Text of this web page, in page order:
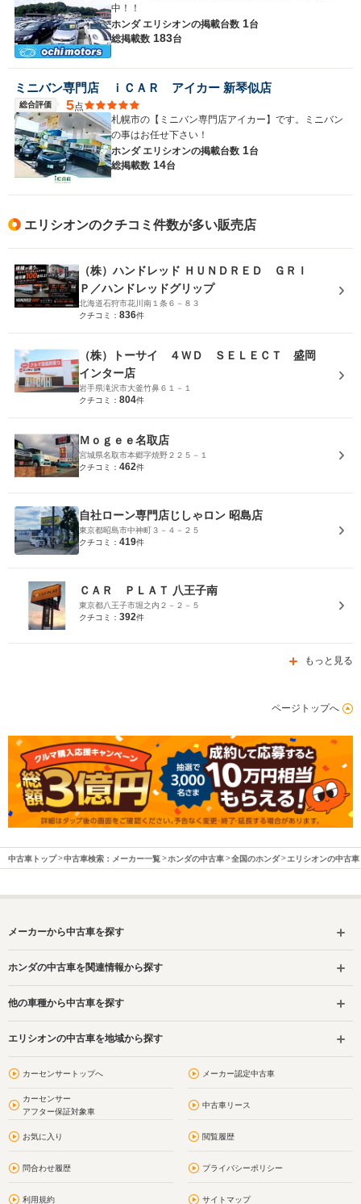
中！！
ホンダ エリシオンの掲載台数 1台
総掲載数 183台
ミニバン専門店 ｉＣＡＲ アイカー 新琴似店
総合評価 5点
札幌市の【ミニバン専門店アイカー】です。ミニバン
の事はお任せ下さい！
ホンダ エリシオンの掲載台数 1台
総掲載数 14台
エリシオンのクチコミ件数が多い販売店
（株）ハンドレッド ＨＵＮＤＲＥＤ ＧＲＩ
Ｐ／ハンドレッドグリップ
北海道石狩市花川南１条６－８３
クチコミ： 836件
（株）トーサイ ４ＷＤ ＳＥＬＥＣＴ 盛岡
インター店
岩手県滝沢市大釜竹鼻６１－１
クチコミ： 804件
Ｍｏｇｅｅ名取店
宮城県名取市本郷字焼野２２５－１
クチコミ： 462件
自社ローン専門店じしゃロン 昭島店
東京都昭島市中神町３－４－２５
クチコミ： 419件
ＣＡＲ ＰＬＡＴ 八王子南
東京都八王子市堀之内２－２－５
クチコミ： 392件
もっと見る
ページトップへ
中古車トップ 中古車検索：メーカー一覧 ホンダの中古車 全国のホンダ エリシオンの中古車
メーカーから中古車を探す
ホンダの中古車を関連情報から探す
他の車種から中古車を探す
エリシオンの中古車を地域から探す
カーセンサートップへ メーカー認定中古車
カーセンサー
アフター保証対象車
中古車リース
お気に入り 閲覧履歴
問合わせ履歴 プライバシーポリシー
利用規約 サイトマップ